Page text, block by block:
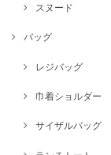
スヌード
バッグ
レジバッグ
巾着ショルダー
サイザルバッグ